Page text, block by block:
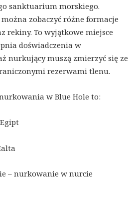
sanktuarium morskiego.
zobaczyć różne formacje
rekiny. To wyjątkowe miejsce
doświadczenia w
nurkujący muszą zmierzyć się ze
rezerwami tlenu.
w Blue Hole to:
– nurkowanie w nurcie